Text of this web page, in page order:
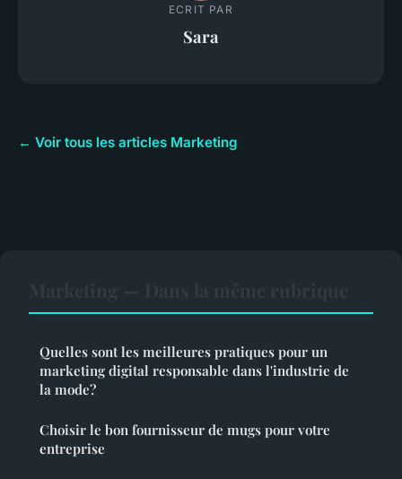
ECRIT PAR
Sara
← Voir tous les articles Marketing
Quelles sont les meilleures pratiques pour un
marketing digital responsable dans l'industrie de
la mode?
Choisir le bon fournisseur de mugs pour votre
entreprise